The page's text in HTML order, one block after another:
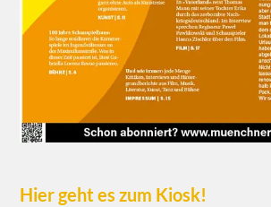
Hier geht es zum Kiosk!